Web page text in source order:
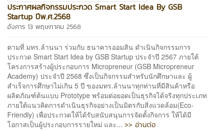
ประกาศผลกิจกรรมประกวด Smart Start Idea By GSB
Startup ปีพ.ศ.2568
อังคาร 13 พฤษภาคม 2568
ตามที่ มทร.ล้านนา ร่วมกับ ธนาคารออมสิน ดำเนินกิจกรรมการ
ประกวด Smart Start Idea by GSB Startup ประจำปี 2567 ภายใต้
โครงการสร้างผู้ประกอบการ Micropreneur (GSB Micropreneur
Academy) ประจำปี 2568 ซึ่งเป็นกิจกรรมสำหรับนักศึกษาและ ผู้
สำเร็จการศึกษาไม่เกิน 5 ปี ของมทร.ล้านนาทุกท่านที่มีสินค้าหรือ
ผลิตภัณฑ์ต้นแบบ Prototype พร้อมต่อยอดเป็นธุรกิจได้จริงทุกประเภท
ภายใต้แนวคิดการดำเนินธุรกิจอย่างเป็นมิตรกับสิ่งแวดล้อม(Eco-
Friendly) เพื่อประกวดให้ได้รับสนับสนุนการจัดตั้งกิจการ ให้ได้มี
โอกาสเป็นผู้ประกอบการรายใหม่ และ... >> อ่านต่อ